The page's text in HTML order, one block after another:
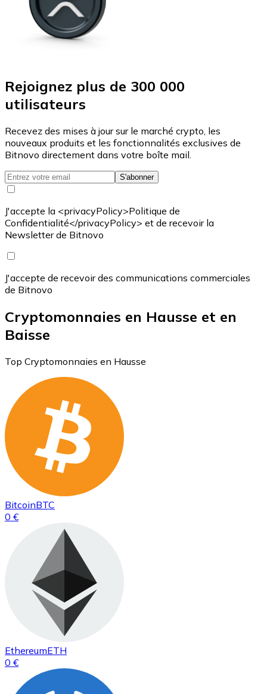
Rejoignez plus de 300 000
utilisateurs
Recevez des mises à jour sur le marché crypto, les
nouveaux produits et les fonctionnalités exclusives de
Bitnovo directement dans votre boîte mail.
S'abonner
J'accepte la <privacyPolicy>Politique de
Confidentialité</privacyPolicy> et de recevoir la
Newsletter de Bitnovo
J'accepte de recevoir des communications commerciales
de Bitnovo
Cryptomonnaies en Hausse et en
Baisse
Top Cryptomonnaies en Hausse
BitcoinBTC
0 €
EthereumETH
0 €